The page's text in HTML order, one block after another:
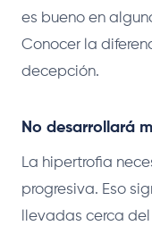
es bueno en
Conocer la
decepción.
No desarrollará
La hipertrofia
progresiva. Eso
llevadas cerca